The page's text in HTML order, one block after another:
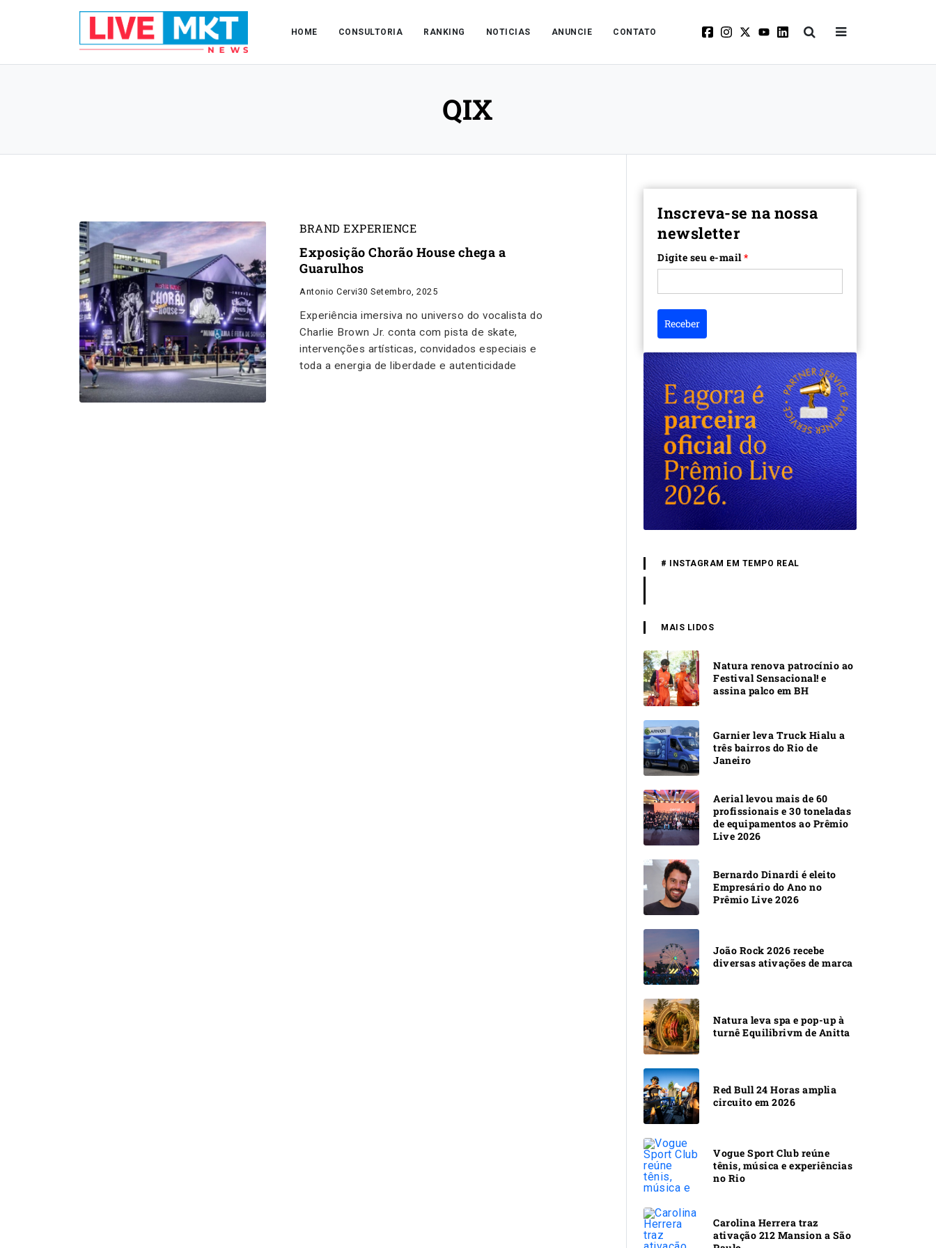
HOME CONSULTORIA RANKING NOTICIAS ANUNCIE CONTATO
QIX
BRAND EXPERIENCE
Exposição Chorão House chega a
Guarulhos
Antonio Cervi30 Setembro, 2025
Experiência imersiva no universo do vocalista do
Charlie Brown Jr. conta com pista de skate,
intervenções artísticas, convidados especiais e
toda a energia de liberdade e autenticidade
Inscreva-se na nossa
newsletter
Digite seu e-mail*
Receber
# INSTAGRAM EM TEMPO REAL
MAIS LIDOS
Natura renova patrocínio ao
Festival Sensacional! e
assina palco em BH
Garnier leva Truck Hialu a
três bairros do Rio de
Janeiro
Aerial levou mais de 60
profissionais e 30 toneladas
de equipamentos ao Prêmio
Live 2026
Bernardo Dinardi é eleito
Empresário do Ano no
Prêmio Live 2026
João Rock 2026 recebe
diversas ativações de marca
Natura leva spa e pop-up à
turnê Equilibrivm de Anitta
Red Bull 24 Horas amplia
circuito em 2026
Vogue Sport Club reúne
tênis, música e experiências
no Rio
Carolina Herrera traz
ativação 212 Mansion a São